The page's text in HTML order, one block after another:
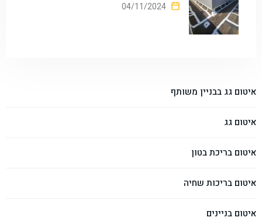
איטום גג בבניין משותף
איטום גג
איטום בריכת בטון
איטום בריכות שחיה
איטום בניינים